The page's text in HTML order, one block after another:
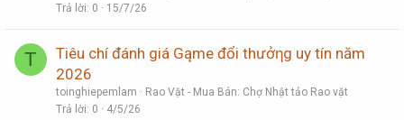
Trả lời 0 15/7/26
T
Tiêu chí đánh giá Gąme đổi thưởƞg uy tín năm
2026
toinghiepemlam
Rao Vặt - Mua Bán: Chợ Nhật tảo Rao vặt
Trả lời 0 4/5/26